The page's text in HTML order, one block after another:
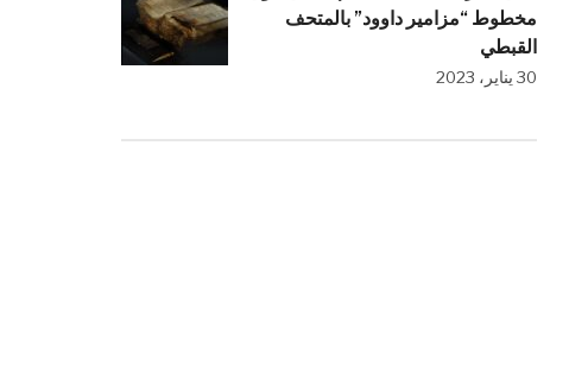
مخطوط “مزامير داوود” بالمتحف
القبطي
30 يناير، 2023